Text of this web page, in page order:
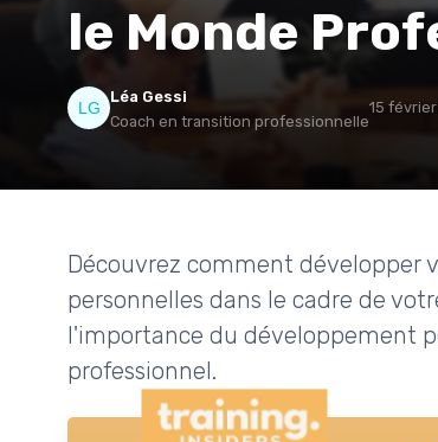
le Monde
Léa Gessi
Coach en transition professionnelle
15
Découvrez comment développer
personnelles dans le cadre de
l'importance du développement
professionnel.